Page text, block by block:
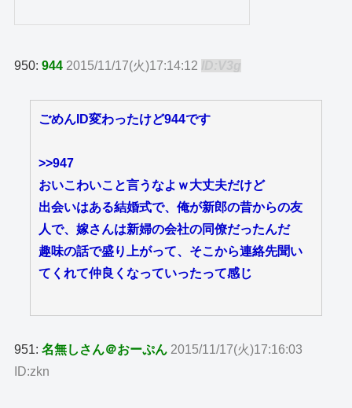
950:944 2015/11/17(火)17:14:12
ごめんID変わったけど944です
>>947
おいこわいこと言うなよｗ大丈夫だけど
出会いはある結婚式で、俺が新郎の昔からの友
人で、嫁さんは新婦の会社の同僚だったんだ
趣味の話で盛り上がって、そこから連絡先聞い
てくれて仲良くなっていったって感じ
951:名無しさん＠おーぷん 2015/11/17(火)17:16:03
ID:zkn